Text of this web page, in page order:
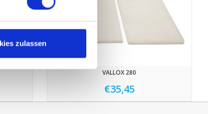
zulassen
VALLOX 280
€35,45